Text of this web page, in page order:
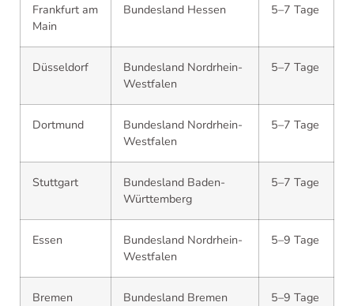
Frankfurt am
Main
Bundesland Hessen 5–7 Tage
Düsseldorf
Bundesland Nordrhein-
Westfalen
5–7 Tage
Dortmund
Bundesland Nordrhein-
Westfalen
5–7 Tage
Stuttgart
Bundesland Baden-
Württemberg
5–7 Tage
Essen
Bundesland Nordrhein-
Westfalen
5–9 Tage
Bremen Bundesland Bremen 5–9 Tage